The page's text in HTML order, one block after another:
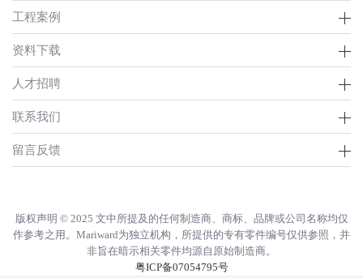
工程案例
资料下载
人才招聘
联系我们
留言反馈
版权声明 © 2025‌ 文中所提及的任何制造商、商标、品牌或公司名称均仅
作参考之用。Mariward为独立机构，所提供的专有零件编号仅供参照，并
非旨在暗示相关零件均源自原始制造商。
粤ICP备07054795号